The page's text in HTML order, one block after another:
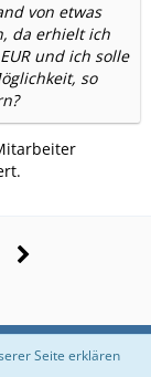
von etwas
da erhielt ich
und ich solle
so
Seite erklären